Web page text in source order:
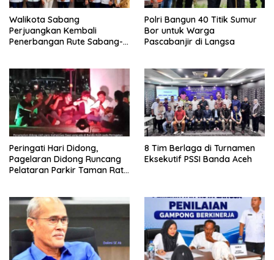
Walikota Sabang
Perjuangkan Kembali
Penerbangan Rute Sabang-
Polri Bangun 40 Titik Sumur
Bor untuk Warga
Pascabanjir di Langsa
Peringati Hari Didong,
Pagelaran Didong Runcang
Pelataran Parkir Taman Ratu
8 Tim Berlaga di Turnamen
Eksekutif PSSI Banda Aceh